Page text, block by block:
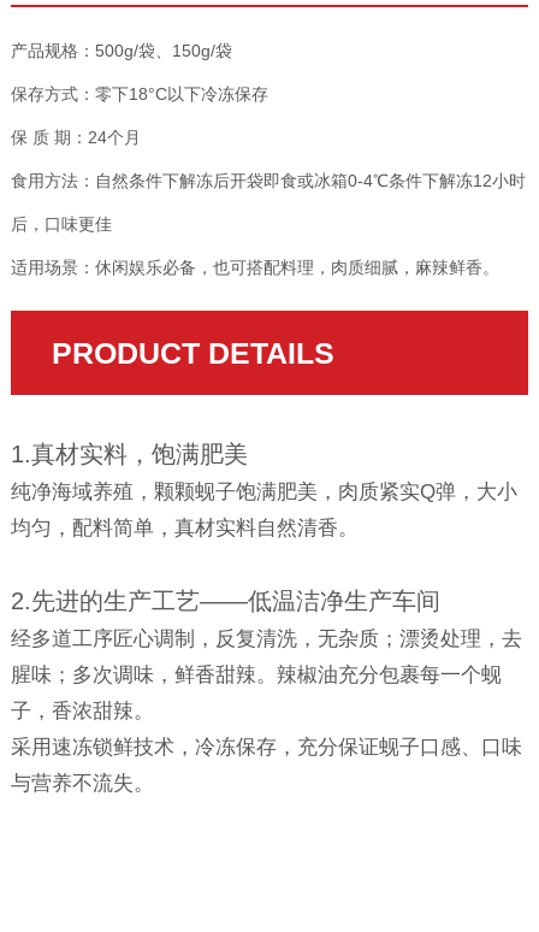
产品规格：500g/袋、150g/袋
保存方式：零下18°C以下冷冻保存
保 质 期：24个月
食用方法：自然条件下解冻后开袋即食或冰箱0-4℃条件下解冻12小时
后，口味更佳
适用场景：休闲娱乐必备，也可搭配料理，肉质细腻，麻辣鲜香。
PRODUCT DETAILS
1.真材实料，饱满肥美
纯净海域养殖，颗颗蚬子饱满肥美，肉质紧实Q弹，大小
均匀，配料简单，真材实料自然清香。
2.先进的生产工艺——低温洁净生产车间
经多道工序匠心调制，反复清洗，无杂质；漂烫处理，去
腥味；多次调味，鲜香甜辣。辣椒油充分包裹每一个蚬
子，香浓甜辣。
采用速冻锁鲜技术，冷冻保存，充分保证蚬子口感、口味
与营养不流失。